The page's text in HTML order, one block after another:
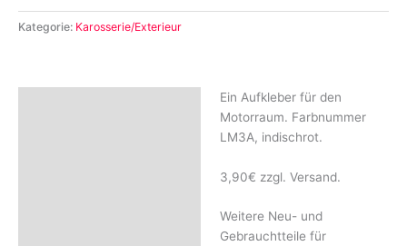
Kategorie: Karosserie/Exterieur
Ein Aufkleber für den
Motorraum. Farbnummer
LM3A, indischrot.
3,90€ zzgl. Versand.
Weitere Neu- und
Gebrauchtteile für